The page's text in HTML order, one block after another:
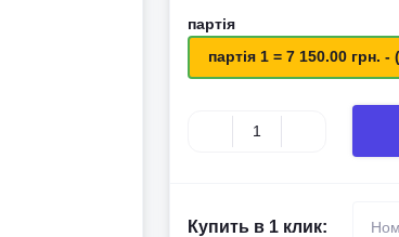
партія
партія 1 = 7 150.00 грн. -
Купить в 1 клик: